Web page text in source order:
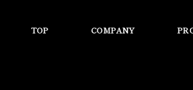
TOP COMPANY